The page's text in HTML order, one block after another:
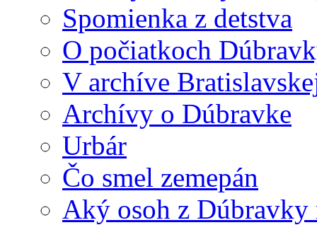
Spomienka z detstva
O počiatkoch
V archíve
Archívy o Dúbravke
Urbár
Čo smel zemepán
Aký osoh z